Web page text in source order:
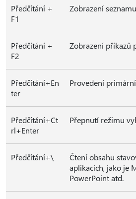
Předčítání +
F1
Zobrazení
Předčítání +
F2
Zobrazení příkazů
Předčítání+En
ter
Provedení
Předčítání+Ct
rl+Enter
Přepnutí režimu
Předčítání+\
Čtení obsahu
aplikacích, jako je
PowerPoint atd.